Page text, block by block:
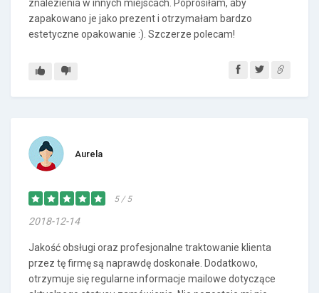
znalezienia w innych miejscach. Poprosiłam, aby
zapakowano je jako prezent i otrzymałam bardzo
estetyczne opakowanie :). Szczerze polecam!
Aurela
5 / 5
2018-12-14
Jakość obsługi oraz profesjonalne traktowanie klienta
przez tę firmę są naprawdę doskonałe. Dodatkowo,
otrzymuje się regularne informacje mailowe dotyczące